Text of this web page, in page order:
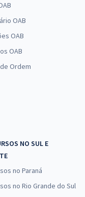
OAB
OAB
OAB
Ordem
NO SUL E
no Paraná
no Rio Grande do Sul